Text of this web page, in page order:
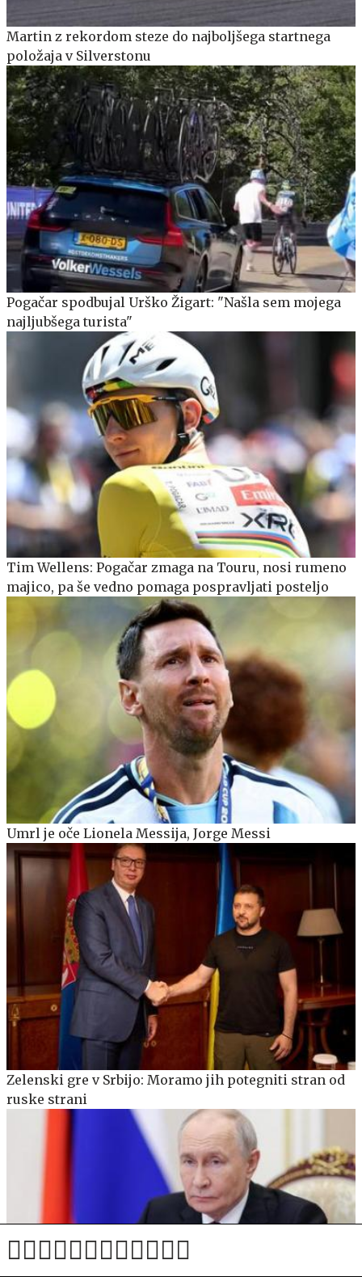
Martin z rekordom steze do najboljšega startnega
položaja v Silverstonu
Pogačar spodbujal Urško Žigart: "Našla sem mojega
najljubšega turista"
Tim Wellens: Pogačar zmaga na Touru, nosi rumeno
majico, pa še vedno pomaga pospravljati posteljo
Umrl je oče Lionela Messija, Jorge Messi
Zelenski gre v Srbijo: Moramo jih potegniti stran od
ruske strani